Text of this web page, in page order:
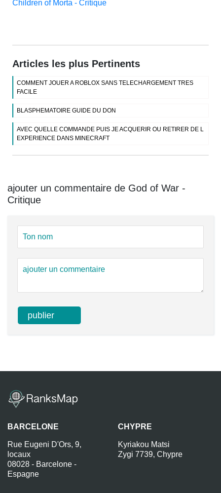
Children of Morta - Critique
Articles les plus Pertinents
COMMENT JOUER A ROBLOX SANS TELECHARGEMENT TRES
FACILE
BLASPHEMATOIRE GUIDE DU DON
AVEC QUELLE COMMANDE PUIS JE ACQUERIR OU RETIRER DE L
EXPERIENCE DANS MINECRAFT
ajouter un commentaire de God of War -
Critique
BARCELONE
Rue Eugeni D'Ors, 9,
locaux
08028 - Barcelone -
Espagne
CHYPRE
Kyriakou Matsi
Zygi 7739, Chypre